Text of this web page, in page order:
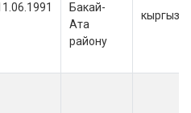
Бакай-
Ата
району
кыргыз